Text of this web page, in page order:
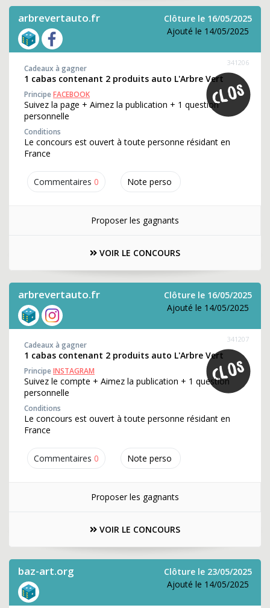
arbrevertauto.fr
Clôture le 16/05/2025
Ajouté le 14/05/2025
Commentaires 0 Note perso
341206
Cadeaux à gagner
1 cabas contenant 2 produits auto L'Arbre Vert
PrincipeFACEBOOK
Suivez la page + Aimez la publication + 1 question
personnelle
Conditions
Le concours est ouvert à toute personne résidant en
France
Proposer les gagnants
VOIR LE CONCOURS
arbrevertauto.fr
Clôture le 16/05/2025
Ajouté le 14/05/2025
Commentaires 0 Note perso
341207
Cadeaux à gagner
1 cabas contenant 2 produits auto L'Arbre Vert
PrincipeINSTAGRAM
Suivez le compte + Aimez la publication + 1 question
personnelle
Conditions
Le concours est ouvert à toute personne résidant en
France
Proposer les gagnants
VOIR LE CONCOURS
baz-art.org
Clôture le 23/05/2025
Ajouté le 14/05/2025